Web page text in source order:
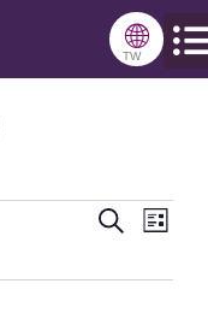
🌐
TW
Events
SearchEvent
List